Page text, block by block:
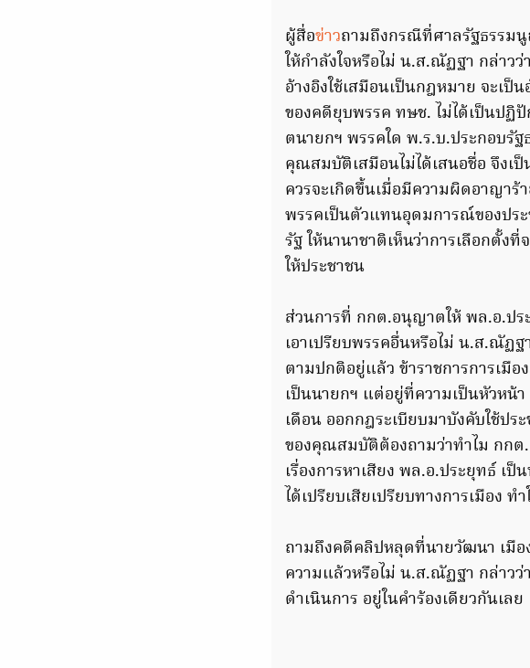
ผู้สื่อข่าวถามถึงกรณีที่ศาลรัฐธรรม
ให้กำลังใจหรือไม่ น.ส.ณัฏฐา กล่าว
อ้างอิงใช้เสมือนเป็นกฎหมาย จะเ
ของคดียุบพรรค ทษช. ไม่ได้เป็นปฏิ
ตนายกฯ พรรคใด พ.ร.บ.ประกอบรั
คุณสมบัติเสมือนไม่ได้เสนอชื่อ จึงเ
ควรจะเกิดขึ้นเมื่อมีความผิดอาญาร้
พรรคเป็นตัวแทนอุดมการณ์ของปร
รัฐ ให้นานาชาติเห็นว่าการเลือกตั้
ให้ประชาชน
ส่วนการที่ กกต.อนุญาตให้ พล.อ.ปร
เอาเปรียบพรรคอื่นหรือไม่ น.ส.ณัฏ
ตามปกติอยู่แล้ว ข้าราชการการเมื
เป็นนายกฯ แต่อยู่ที่ความเป็นหัวหน้
เดือน ออกกฎระเบียบมาบังคับใช้ปร
ของคุณสมบัติต้องถามว่าทำไม กกต
เรื่องการหาเสียง พล.อ.ประยุทธ์ เ
ได้เปรียบเสียเปรียบทางการเมือง
ถามถึงคดีคลิปหลุดที่นายวัฒนา เมือ
ความแล้วหรือไม่ น.ส.ณัฏฐา กล่าวว่
ดำเนินการ อยู่ในคำร้องเดียวกันเลย